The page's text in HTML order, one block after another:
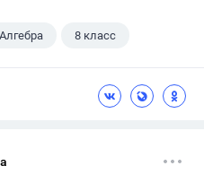
Алгебра 8 класс